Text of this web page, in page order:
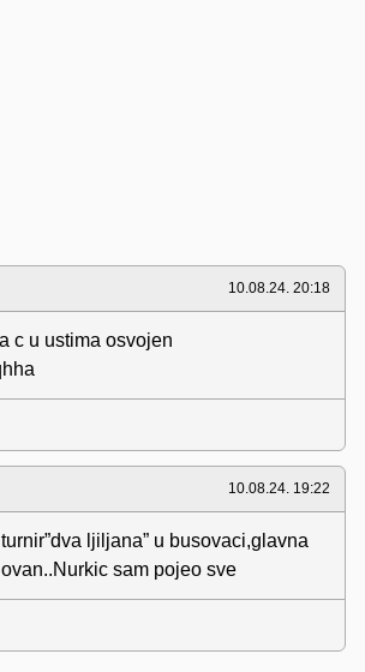
10.08.24. 20:18
c u ustima osvojen
10.08.24. 19:22
ljiljana” u busovaci,glavna
sam pojeo sve